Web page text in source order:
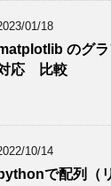
01/18
のグ
応 比較
10/14
で配列（